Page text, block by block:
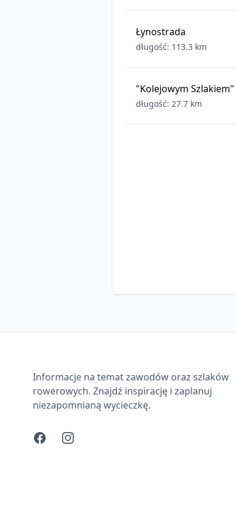
Łynostrada
długość: 113.3 km
"Kolejowym
długość: 27.7 km
Informacje na temat zawodów oraz szlaków
rowerowych. Znajdź inspirację i zaplanuj
niezapomnianą wycieczkę.
FacebookInstagram